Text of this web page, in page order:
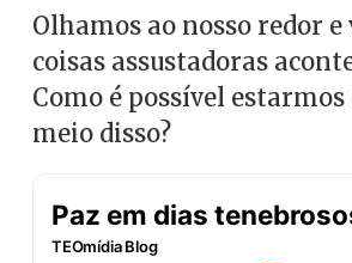
Olhamos ao nosso redor e
coisas assustadoras
Como é possível
meio disso?